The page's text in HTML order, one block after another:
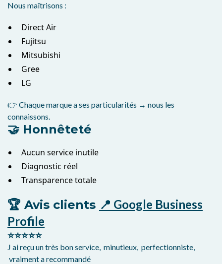
Nous maîtrisons :
Direct Air
Fujitsu
Mitsubishi
Gree
LG
👉 Chaque marque a ses particularités → nous les
connaissons.
🤝 Honnêteté
Aucun service inutile
Diagnostic réel
Transparence totale
🏆 Avis clients 📍 Google Business
Profile
⭐⭐⭐⭐⭐
J ai reçu un très bon service, minutieux, perfectionniste,
vraiment a recommandé